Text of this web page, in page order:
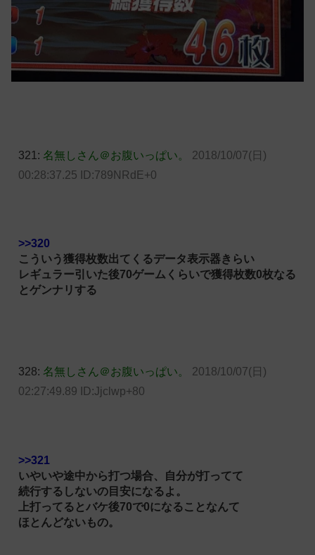
321: 名無しさん＠お腹いっぱい。
2018/10/07(日)
00:28:37.25 ID:789NRdE+0
>>320
こういう獲得枚数出てくるデータ表示器きらい
レギュラー引いた後70ゲームくらいで獲得枚数0枚なる
とゲンナリする
328: 名無しさん＠お腹いっぱい。
2018/10/07(日)
02:27:49.89 ID:Jjclwp+80
>>321
いやいや途中から打つ場合、自分が打ってて
続行するしないの目安になるよ。
上打ってるとバケ後70で0になることなんて
ほとんどないもの。